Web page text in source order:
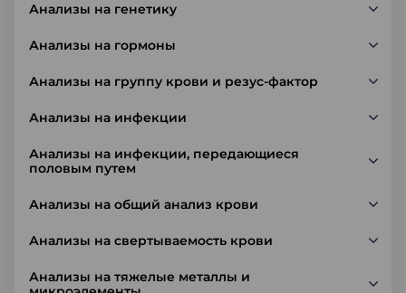
Анализы на генетику
Анализы на гормоны
Анализы на группу крови и резус-фактор
Анализы на инфекции
Анализы на инфекции, передающиеся
половым путем
Анализы на общий анализ крови
Анализы на свертываемость крови
Анализы на тяжелые металлы и